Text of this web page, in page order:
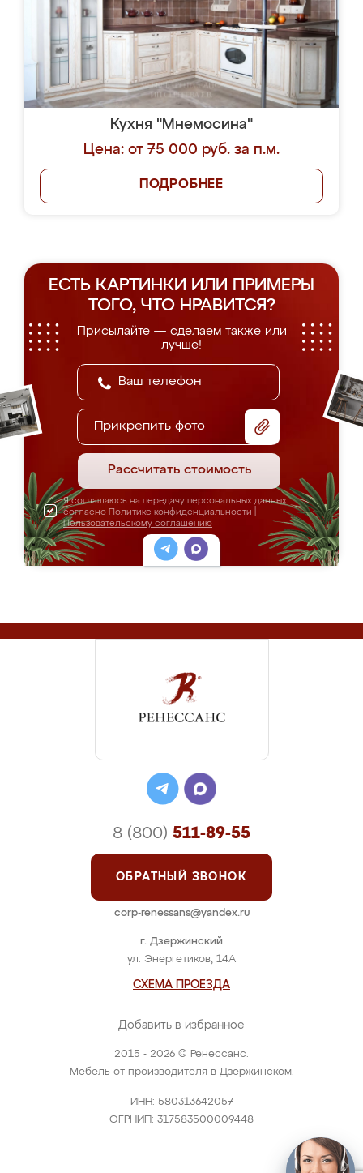
Кухня "Мнемосина"
Цена: от 75 000 руб. за п.м.
ПОДРОБНЕЕ
ЕСТЬ КАРТИНКИ ИЛИ ПРИМЕРЫ
ТОГО, ЧТО НРАВИТСЯ?
Присылайте — сделаем также или
лучше!
Прикрепить фото
Рассчитать стоимость
Я соглашаюсь на передачу персональных данных
согласно Политике конфиденциальности
Пользовательскому соглашению
2015 - 2026 © Ренессанс.
Мебель от производителя в Дзержинском.
ИНН: 580313642057
ОГРНИП: 317583500009448
г. Дзержинский
ул. Энергетиков, 14А
СХЕМА ПРОЕЗДА
Добавить в избранное
8 (800) 511-89-55
ОБРАТНЫЙ ЗВОНОК
corp-renessans@yandex.ru